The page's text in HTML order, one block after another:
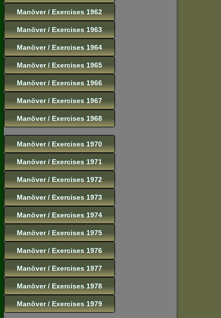
Manöver / Exercises 1962
Manöver / Exercises 1963
Manöver / Exercises 1964
Manöver / Exercises 1965
Manöver / Exercises 1966
Manöver / Exercises 1967
Manöver / Exercises 1968
Manöver / Exercises 1970
Manöver / Exercises 1971
Manöver / Exercises 1972
Manöver / Exercises 1973
Manöver / Exercises 1974
Manöver / Exercises 1975
Manöver / Exercises 1976
Manöver / Exercises 1977
Manöver / Exercises 1978
Manöver / Exercises 1979